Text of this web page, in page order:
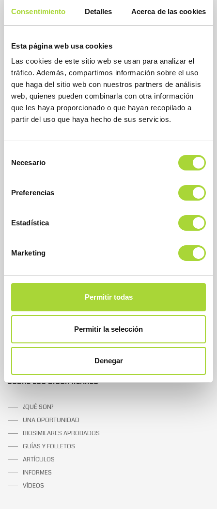
Consentimiento Detalles Acerca de las cookies
Esta página web usa cookies
Las cookies de este sitio web se usan para analizar el
tráfico. Además, compartimos información sobre el uso
que haga del sitio web con nuestros partners de análisis
web, quienes pueden combinarla con otra información
que les haya proporcionado o que hayan recopilado a
partir del uso que haya hecho de sus servicios.
Necesario
Preferencias
Estadística
Marketing
Permitir todas
Permitir la selección
Denegar
BioSim
Asociación Española de Medicamentos Biosimilares
Dirección
Calle Condesa de Venadito, 1
Teléfono : +34 91 864 31 32
JUNTA DIRECTIVA
ASOCIADOS
ASOCIADOS ADHERIDOS
CONTACTAR
SOBRE LOS BIOSIMILARES
¿QUÉ SON?
UNA OPORTUNIDAD
BIOSIMILARES APROBADOS
GUÍAS Y FOLLETOS
ARTÍCULOS
INFORMES
VÍDEOS